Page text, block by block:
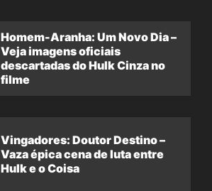
Homem-Aranha: Um Novo Dia –
Veja imagens oficiais
descartadas do Hulk Cinza no
filme
Vingadores: Doutor Destino –
Vaza épica cena de luta entre
Hulk e o Coisa